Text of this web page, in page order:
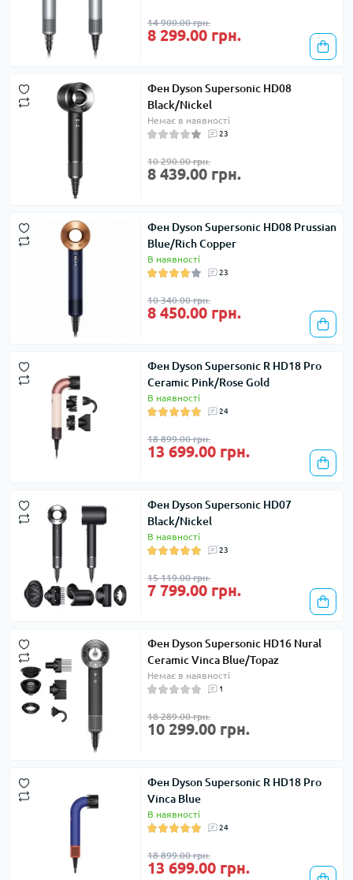
14 900.00 грн.
8 299.00 грн.
Фен Dyson Supersonic HD08
Black/Nickel
Немає в наявності
23
10 290.00 грн.
8 439.00 грн.
Фен Dyson Supersonic HD08 Prussian
Blue/Rich Copper
В наявності
23
10 340.00 грн.
8 450.00 грн.
Фен Dyson Supersonic R HD18 Pro
Ceramic Pink/Rose Gold
В наявності
24
18 899.00 грн.
13 699.00 грн.
Фен Dyson Supersonic HD07
Black/Nickel
В наявності
23
15 119.00 грн.
7 799.00 грн.
Фен Dyson Supersonic HD16 Nural
Ceramic Vinca Blue/Topaz
Немає в наявності
1
18 289.00 грн.
10 299.00 грн.
Фен Dyson Supersonic R HD18 Pro
Vinca Blue
В наявності
24
18 899.00 грн.
13 699.00 грн.